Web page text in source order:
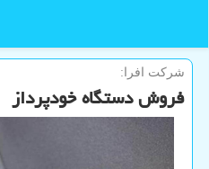
شركت افرا:
فروش دستگاه خودپرداز